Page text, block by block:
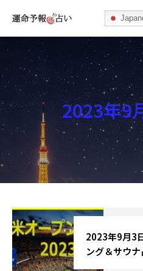
運命予報占い
運命予報占いとは
あなたの所属部屋を探そう！
最恐の相性占い
秘伝公開！吉凶カレンダー
記事カテゴリー
ブログ
お知らせ
2023年9
2023年9月3
ング＆サウ